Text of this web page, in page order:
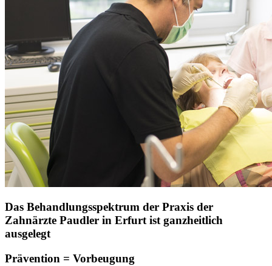
Das Behandlungsspektrum der Praxis der
Zahnärzte Paudler in Erfurt ist ganzheitlich
ausgelegt
Prävention = Vorbeugung